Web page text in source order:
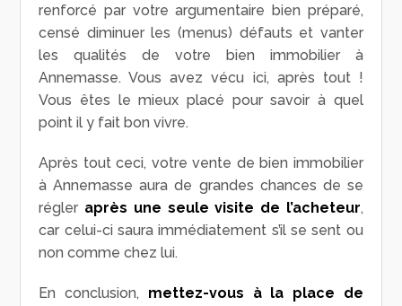
renforcé par votre argumentaire bien préparé,
censé diminuer les (menus) défauts et vanter
les qualités de votre bien immobilier à
Annemasse. Vous avez vécu ici, après tout !
Vous êtes le mieux placé pour savoir à quel
point il y fait bon vivre.
Après tout ceci, votre vente de bien immobilier
à Annemasse aura de grandes chances de se
régler après une seule visite de l’acheteur,
car celui-ci saura immédiatement s’il se sent ou
non comme chez lui.
En conclusion, mettez-vous à la place de